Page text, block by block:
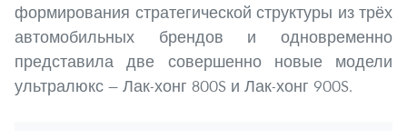
формирования стратегической структуры из трёх
автомобильных брендов и одновременно
представила две совершенно новые модели
ультралюкс — Лак-хонг 800S и Лак-хонг 900S.